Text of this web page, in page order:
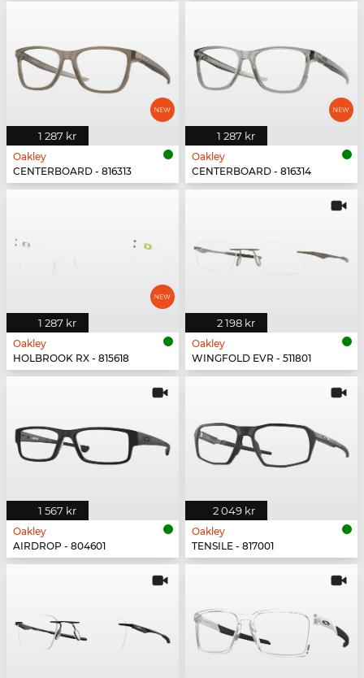
1 287 kr
Oakley
CENTERBOARD - 816313
1 287 kr
Oakley
CENTERBOARD - 816314
1 287 kr
Oakley
HOLBROOK RX - 815618
2 198 kr
Oakley
WINGFOLD EVR - 511801
1 567 kr
Oakley
AIRDROP - 804601
2 049 kr
Oakley
TENSILE - 817001